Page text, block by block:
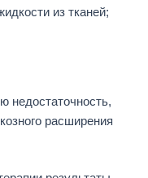
из тканей;
недостаточность,
расширения